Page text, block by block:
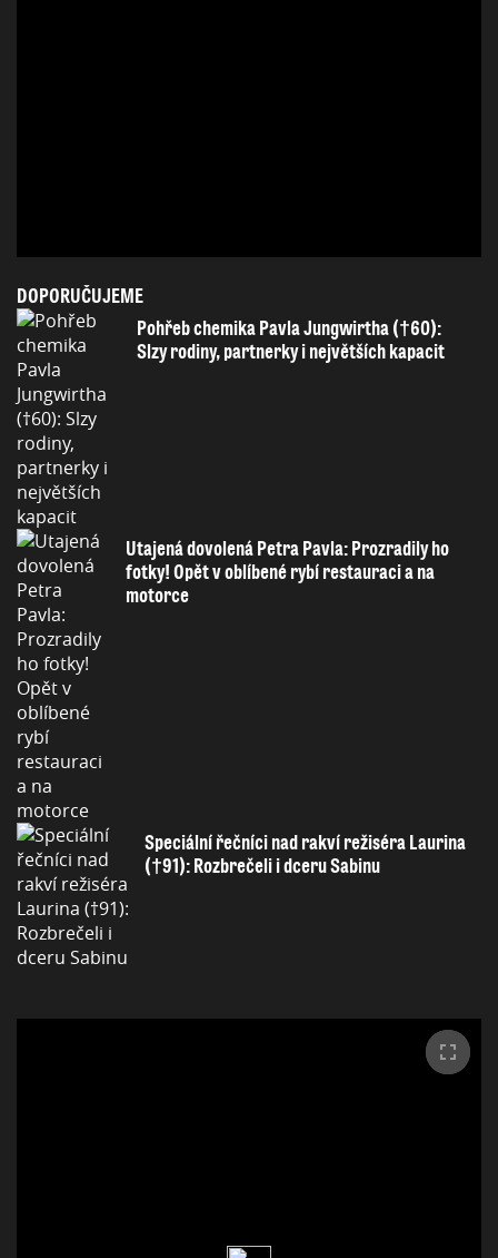
DOPORUČUJEME
Pohřeb chemika Pavla Jungwirtha (†60):
Slzy rodiny, partnerky i největších kapacit
Utajená dovolená Petra Pavla: Prozradily ho
fotky! Opět v oblíbené rybí restauraci a na
motorce
Speciální řečníci nad rakví režiséra Laurina
(†91): Rozbrečeli i dceru Sabinu